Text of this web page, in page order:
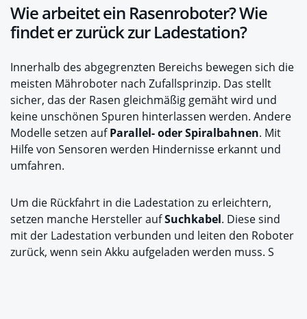
Wie arbeitet ein Rasenroboter? Wie
findet er zurück zur Ladestation?
Innerhalb des abgegrenzten Bereichs bewegen sich die
meisten Mähroboter nach Zufallsprinzip. Das stellt
sicher, das der Rasen gleichmäßig gemäht wird und
keine unschönen Spuren hinterlassen werden. Andere
Modelle setzen aufParallel- oder Spiralbahnen. Mit
Hilfe von Sensoren werden Hindernisse erkannt und
umfahren.
Um die Rückfahrt in die Ladestation zu erleichtern,
setzen manche Hersteller aufSuchkabel. Diese sind
mit der Ladestation verbunden und leiten den Roboter
zurück, wenn sein Akku aufgeladen werden muss. S